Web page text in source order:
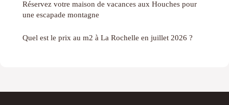
Réservez votre maison de vacances aux Houches pour
une escapade montagne
Quel est le prix au m2 à La Rochelle en juillet 2026 ?